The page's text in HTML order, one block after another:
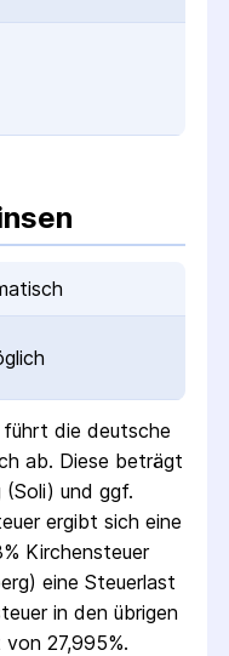
führt die deutsche
ab. Diese beträgt
(Soli) und ggf.
ergibt sich eine
Kirchensteuer
eine Steuerlast
in den übrigen
27,995%.